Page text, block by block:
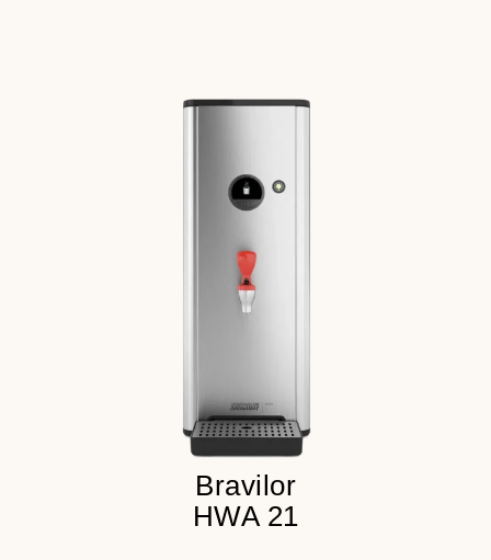
Bravilor
HWA 21
Сенсорные кнопки и цифровой